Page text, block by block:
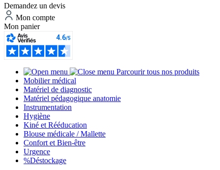
Demandez un devis
Mon compte
Mon panier
Parcourir tous nos produits
Mobilier médical
Matériel de diagnostic
Matériel pédagogique anatomie
Instrumentation
Hygiène
Kiné et Rééducation
Blouse médicale / Mallette
Confort et Bien-être
Urgence
%Déstockage